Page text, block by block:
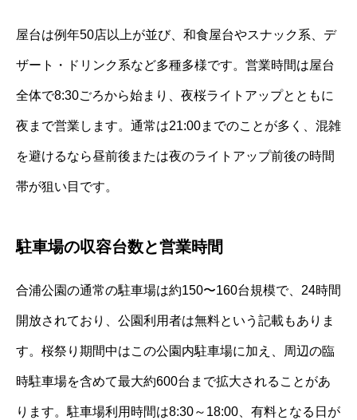
屋台は例年50店以上が並び、和食屋台やスナック系、デ
ザート・ドリンク系など多種多様です。営業時間は屋台
全体で8:30ごろから始まり、夜桜ライトアップとともに
夜まで営業します。通常は21:00までのことが多く、混雑
を避けるなら昼前後または夜のライトアップ前後の時間
帯が狙い目です。
駐車場の収容台数と営業時間
合浦公園の通常の駐車場は約150〜160台規模で、24時間
開放されており、公園利用者は無料という記載もありま
す。桜祭り期間中はこの公園内駐車場に加え、周辺の臨
時駐車場を含めて最大約600台まで拡大されることがあ
ります。駐車場利用時間は8:30～18:00、有料となる日が